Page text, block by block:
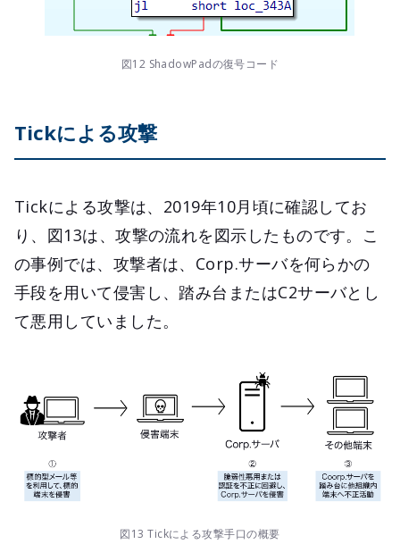
図12 ShadowPadの復号コード
Tickによる攻撃
Tickによる攻撃は、2019年10月頃に確認してお
り、図13は、攻撃の流れを図示したものです。こ
の事例では、攻撃者は、Corp.サーバを何らかの
手段を用いて侵害し、踏み台またはC2サーバとし
て悪用していました。
図13 Tickによる攻撃手口の概要